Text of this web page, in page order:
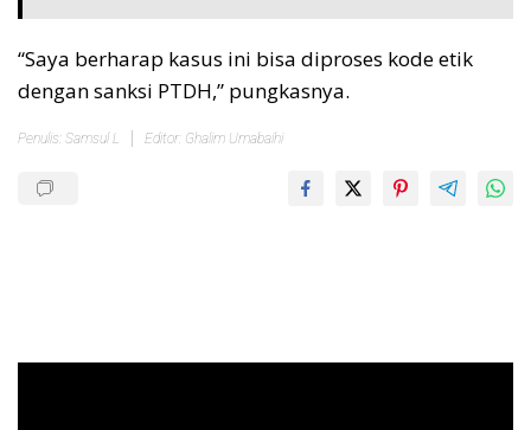
“Saya berharap kasus ini bisa diproses kode etik
dengan sanksi PTDH,” pungkasnya.
Penulis: Samsul L Editor: Ghalim Umabaihi